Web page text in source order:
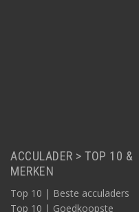
ACCULADER > TOP 10 &
MERKEN
Top 10 | Beste acculaders
Top 10 | Goedkoopste